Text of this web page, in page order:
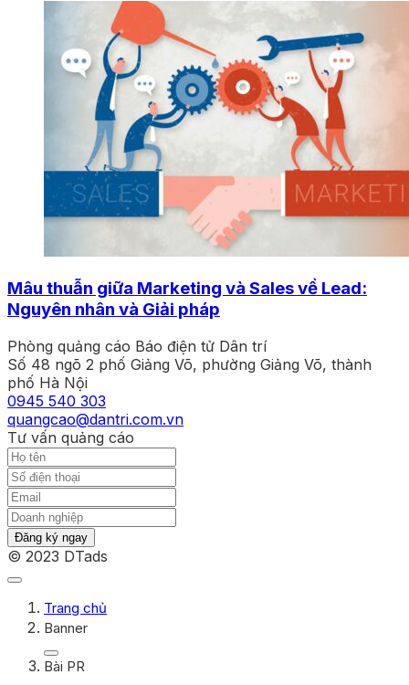
Mâu thuẫn giữa Marketing và Sales về Lead:
Nguyên nhân và Giải pháp
Phòng quảng cáo Báo điện tử Dân trí
Số 48 ngõ 2 phố Giảng Võ, phường Giảng Võ, thành
phố Hà Nội
0945 540 303
quangcao@dantri.com.vn
Tư vấn quảng cáo
Đăng ký ngay
© 2023 DTads
Trang chủ
Banner
Bài PR